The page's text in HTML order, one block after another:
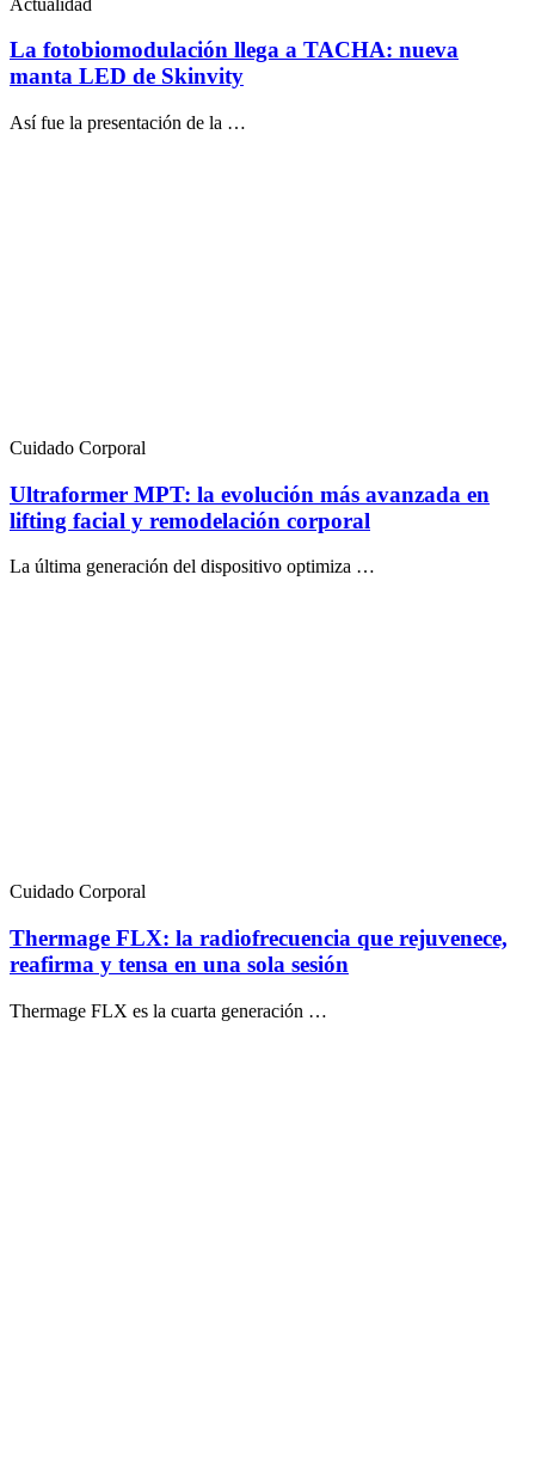
La fotobiomodulación llega a TACHA: nueva
manta LED de Skinvity
Así fue la presentación de la …
Cuidado Corporal
Ultraformer MPT: la evolución más avanzada en
lifting facial y remodelación corporal
La última generación del dispositivo optimiza …
Cuidado Corporal
Thermage FLX: la radiofrecuencia que rejuvenece,
reafirma y tensa en una sola sesión
Thermage FLX es la cuarta generación …